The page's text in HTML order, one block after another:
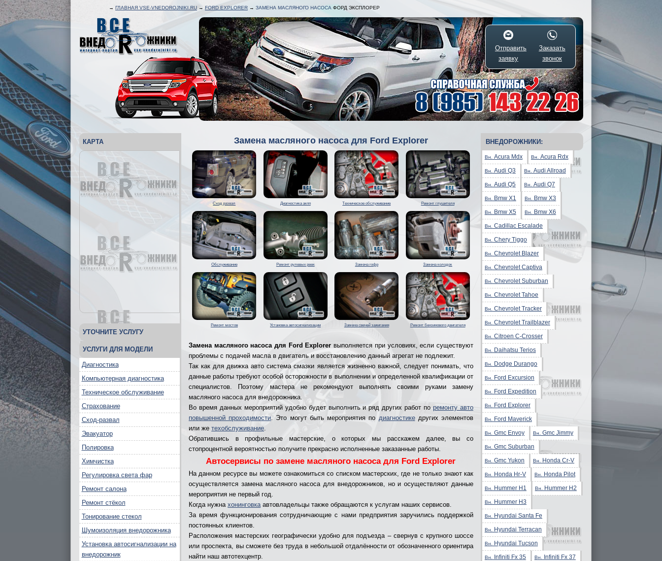
→ ГЛАВНАЯ VSE-VNEDOROJNIKI.RU → FORD EXPLORER → ЗАМЕНА МАСЛЯНОГО НАСОСА ФОРД ЭКСПЛОРЕР
Отправить
заявку
Заказать
звонок
Замена масляного насоса для Ford Explorer
Сход развал Диагностика акпп Техническое обслуживание Ремонт глушителя
Обслуживание Ремонт рулевых реек Замена гофр Замена колодок
Ремонт мостов Установка автосигнализации Замена свечей зажигания Ремонт бензинового двигателя
Замена масляного насоса для Ford Explorer выполняется при условиях, если существуют
проблемы с подачей масла в двигатель и восстановлению данный агрегат не подлежит.
Так как для движка авто система смазки является жизненно важной, следует понимать, что
данные работы требуют особой осторожности в выполнении и определенной квалификации от
специалистов. Поэтому мастера не рекомендуют выполнять своими руками замену
масляного насоса для внедорожника.
Во время данных мероприятий удобно будет выполнить и ряд других работ по ремонту авто
повышенной проходимости. Это могут быть мероприятия по диагностикедругих элементов
или жетехобслуживание.
Обратившись в профильные мастерские, о которых мы расскажем далее, вы со
стопроцентной вероятностью получите прекрасно исполненные заказанные работы.
Автосервисы по замене масляного насоса для Ford Explorer
На данном ресурсе вы можете ознакомиться со списком мастерских, где не только знают как
осуществляется замена масляного насоса для внедорожников, но и осуществляют данные
мероприятия не первый год.
Когда нужнахонинговкаавтовладельцы также обращаются к услугам наших сервисов.
За время функционирования сотрудничающие с нами предприятия заручились поддержкой
постоянных клиентов.
Расположения мастерских географически удобно для подъезда – свернув с крупного шоссе
или проспекта, вы сможете без труда в небольшой отдалённости от обозначенного ориентира
найти наш автотехцентр.
КАРТА
УТОЧНИТЕ УСЛУГУ
УСЛУГИ ДЛЯ МОДЕЛИ
Диагностика
Компьютерная диагностика
Техническое обслуживание
Страхование
Сход-развал
Эвакуатор
Полировка
Химчистка
Регулировка света фар
Ремонт салона
Ремонт стёкол
Тонирование стекол
Шумоизоляция внедорожника
Установка автосигнализации на
внедорожник
ВНЕДОРОЖНИКИ:
Вн. Acura Mdx Вн. Acura Rdx
Вн. Audi Q3 Вн. Audi Allroad
Вн. Audi Q5 Вн. Audi Q7
Вн. Bmw X1 Вн. Bmw X3
Вн. Bmw X5 Вн. Bmw X6
Вн. Cadillac Escalade
Вн. Chery Tiggo
Вн. Chevrolet Blazer
Вн. Chevrolet Captiva
Вн. Chevrolet Suburban
Вн. Chevrolet Tahoe
Вн. Chevrolet Tracker
Вн. Chevrolet Trailblazer
Вн. Citroen C-Crosser
Вн. Daihatsu Terios
Вн. Dodge Durango
Вн. Ford Excursion
Вн. Ford Expedition
Вн. Ford Explorer
Вн. Ford Maverick
Вн. Gmc Envoy Вн. Gmc Jimmy
Вн. Gmc Suburban
Вн. Gmc Yukon Вн. Honda Cr-V
Вн. Honda Hr-V Вн. Honda Pilot
Вн. Hummer H1 Вн. Hummer H2
Вн. Hummer H3
Вн. Hyundai Santa Fe
Вн. Hyundai Terracan
Вн. Hyundai Tucson
Вн. Infiniti Fx 35 Вн. Infiniti Fx 37